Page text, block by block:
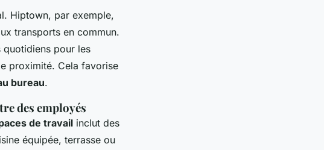
Hiptown, par exemple,
transports en commun.
quotidiens pour les
proximité. Cela favorise
bureau.
des employés
de travail inclut des
équipée, terrasse ou